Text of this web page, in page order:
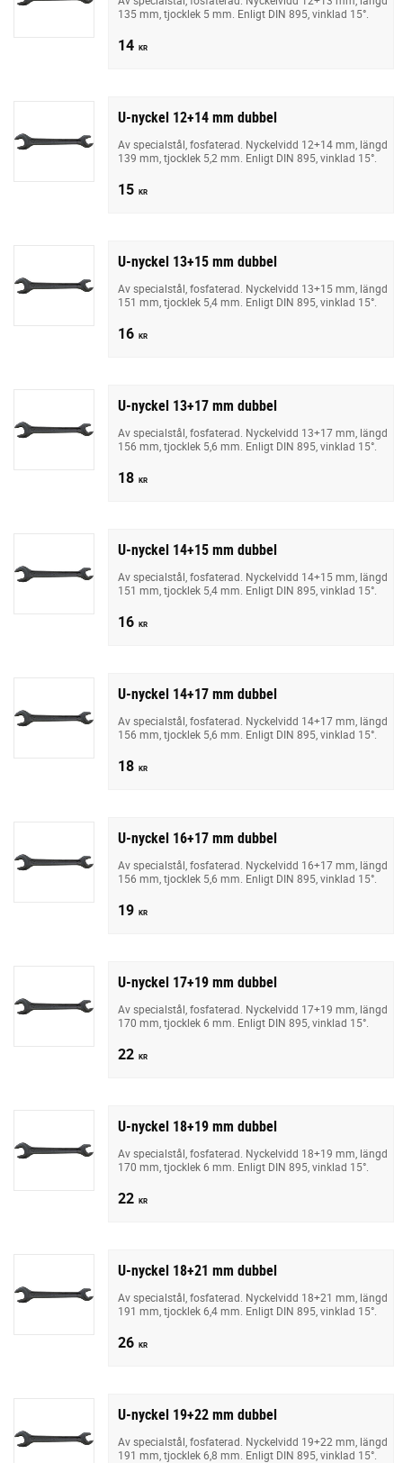
135 mm, tjocklek 5 mm. Enligt DIN 895, vinklad 15°.
14 KR
U-nyckel 12+14 mm dubbel
Av specialstål, fosfaterad. Nyckelvidd 12+14 mm, längd
139 mm, tjocklek 5,2 mm. Enligt DIN 895, vinklad 15°.
15 KR
U-nyckel 13+15 mm dubbel
Av specialstål, fosfaterad. Nyckelvidd 13+15 mm, längd
151 mm, tjocklek 5,4 mm. Enligt DIN 895, vinklad 15°.
16 KR
U-nyckel 13+17 mm dubbel
Av specialstål, fosfaterad. Nyckelvidd 13+17 mm, längd
156 mm, tjocklek 5,6 mm. Enligt DIN 895, vinklad 15°.
18 KR
U-nyckel 14+15 mm dubbel
Av specialstål, fosfaterad. Nyckelvidd 14+15 mm, längd
151 mm, tjocklek 5,4 mm. Enligt DIN 895, vinklad 15°.
16 KR
U-nyckel 14+17 mm dubbel
Av specialstål, fosfaterad. Nyckelvidd 14+17 mm, längd
156 mm, tjocklek 5,6 mm. Enligt DIN 895, vinklad 15°.
18 KR
U-nyckel 16+17 mm dubbel
Av specialstål, fosfaterad. Nyckelvidd 16+17 mm, längd
156 mm, tjocklek 5,6 mm. Enligt DIN 895, vinklad 15°.
19 KR
U-nyckel 17+19 mm dubbel
Av specialstål, fosfaterad. Nyckelvidd 17+19 mm, längd
170 mm, tjocklek 6 mm. Enligt DIN 895, vinklad 15°.
22 KR
U-nyckel 18+19 mm dubbel
Av specialstål, fosfaterad. Nyckelvidd 18+19 mm, längd
170 mm, tjocklek 6 mm. Enligt DIN 895, vinklad 15°.
22 KR
U-nyckel 18+21 mm dubbel
Av specialstål, fosfaterad. Nyckelvidd 18+21 mm, längd
191 mm, tjocklek 6,4 mm. Enligt DIN 895, vinklad 15°.
26 KR
U-nyckel 19+22 mm dubbel
Av specialstål, fosfaterad. Nyckelvidd 19+22 mm, längd
191 mm, tjocklek 6,8 mm. Enligt DIN 895, vinklad 15°.